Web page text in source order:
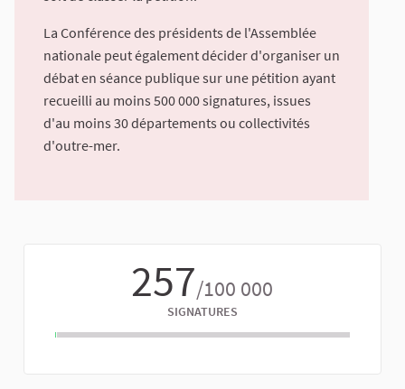
La Conférence des présidents de l'Assemblée
nationale peut également décider d'organiser un
débat en séance publique sur une pétition ayant
recueilli au moins 500 000 signatures, issues
d'au moins 30 départements ou collectivités
d'outre-mer.
257/100 000
SIGNATURES